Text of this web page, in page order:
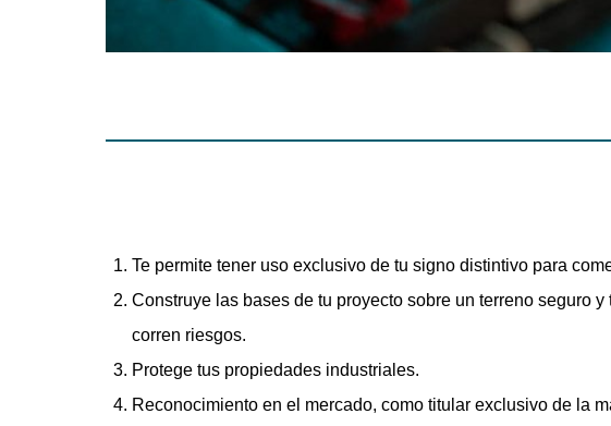
Te permite tener uso exclusivo de tu signo distintivo para
Construye las bases de tu proyecto sobre un terreno seguro
corren riesgos.
Protege tus propiedades industriales.
Reconocimiento en el mercado, como titular exclusivo de la